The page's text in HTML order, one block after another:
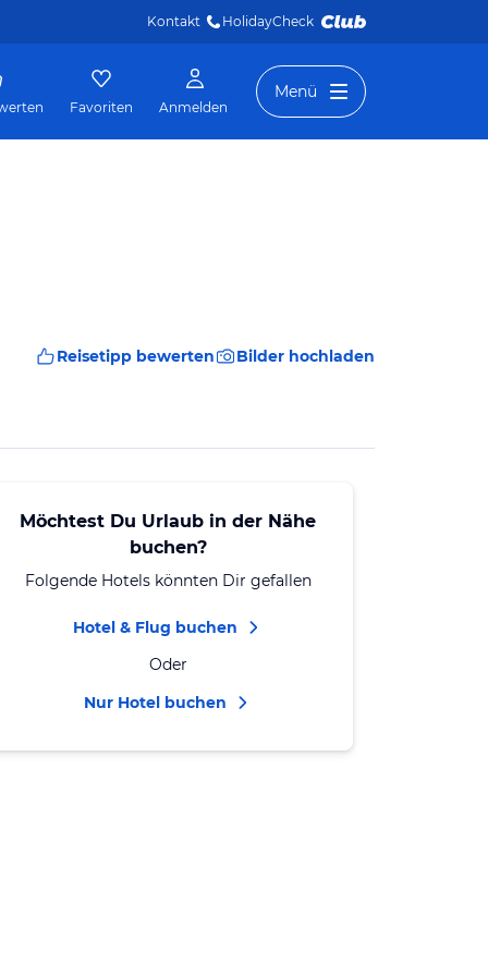
Kontakt HolidayCheck
Favoriten Anmelden
Menü
Reisetipp bewerten Bilder hochladen
Möchtest Du Urlaub in der Nähe
buchen?
Folgende Hotels könnten Dir gefallen
Hotel & Flug buchen
Oder
Nur Hotel buchen